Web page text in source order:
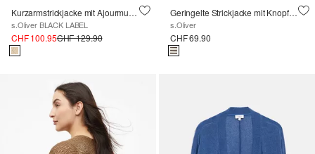
Kurzarmstrickjacke mit Ajourmuster
s.Oliver BLACK LABEL
CHF 100.95CHF 129.90
Geringelte Strickjacke mit Knopfleiste
s.Oliver
CHF 69.90